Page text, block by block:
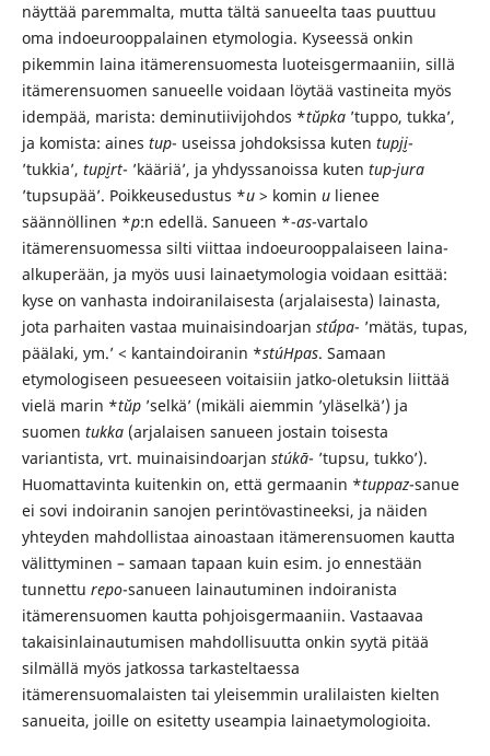
näyttää paremmalta, mutta tältä sanueelta taas puuttuu
oma indoeurooppalainen etymologia. Kyseessä onkin
pikemmin laina itämerensuomesta luoteisgermaaniin, sillä
itämerensuomen sanueelle voidaan löytää vastineita myös
idempää, marista: deminutiivijohdos *tŭpka’tuppo, tukka’,
ja komista: aines tup- useissa johdoksissa kuten tupji̮-
’tukkia’, tupi̮rt- ’kääriä’, ja yhdyssanoissa kuten tup-jura
’tupsupää’. Poikkeusedustus *u> komin ulienee
säännöllinen *p:n edellä. Sanueen *-as-vartalo
itämerensuomessa silti viittaa indoeurooppalaiseen laina-
alkuperään, ja myös uusi laina­etymologia voidaan esittää:
kyse on vanhasta indoiranilaisesta (arjalaisesta) lainasta,
jota parhaiten vastaa muinaisindoarjan stū́pa- ’mätäs, tupas,
päälaki, ym.’ < kantaindoiranin *stúHpas. Samaan
etymologiseen pesueeseen voitaisiin jatko-oletuksin liittää
vielä marin *tŭp’selkä’ (mikäli aiemmin ’yläselkä’) ja
suomen tukka(arjalaisen sanueen jostain toisesta
variantista, vrt. muinais­indoarjan stúkā- ’tupsu, tukko’).
Huomattavinta kuitenkin on, että germaanin *tuppaz-sanue
ei sovi indoiranin sanojen perintövastineeksi, ja näiden
yhteyden mahdollistaa ainoastaan itämerensuomen kautta
välittyminen – samaan tapaan kuin esim. jo ennestään
tunnettu repo-sanueen lainautuminen indoiranista
itämerensuomen kautta pohjoisgermaaniin. Vastaavaa
takaisinlainautumisen mahdollisuutta onkin syytä pitää
silmällä myös jatkossa tarkasteltaessa
itämerensuomalaisten tai yleisemmin uralilaisten kielten
sanueita, joille on esitetty useampia lainaetymologioita.